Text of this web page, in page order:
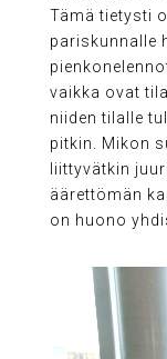
Tämä tietysti
pariskunnalle
vaikka ovat
niiden tilalle
pitkin. Mikon
liittyvätkin
äärettömän
on huono